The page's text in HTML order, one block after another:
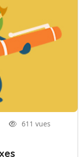
611 vues